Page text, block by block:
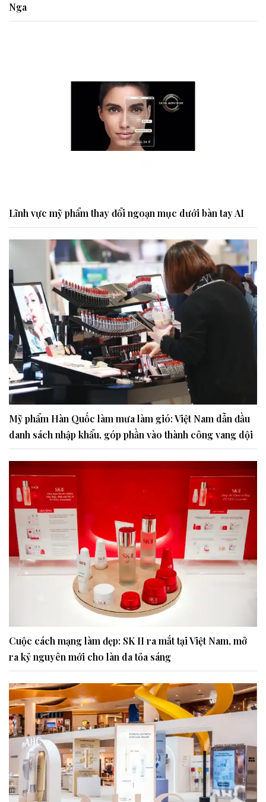
Nga
Lĩnh vực mỹ phẩm thay đổi ngoạn mục dưới bàn tay AI
Mỹ phẩm Hàn Quốc làm mưa làm gió: Việt Nam dẫn đầu
danh sách nhập khẩu, góp phần vào thành công vang dội
Cuộc cách mạng làm đẹp: SK II ra mắt tại Việt Nam, mở
ra kỷ nguyên mới cho làn da tỏa sáng